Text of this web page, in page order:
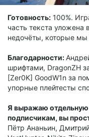
Готовность: 100%.
часть текста
недочёты, которые
Благодарности:
шрифтами, DragonZH
[Zer0K] GoodW1n за
упорные плейтесты
Я выражаю
подписчикам, вы
Пётр Ананьин,